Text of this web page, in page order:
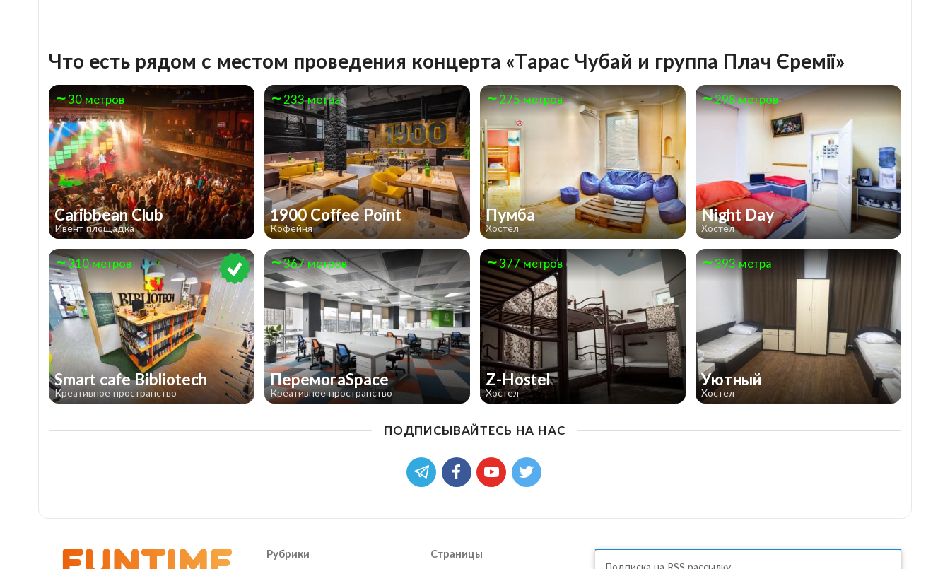
Что есть рядом с местом проведения концерта «Тарас Чубай и группа Плач Єремії»
30 метров
Caribbean Club
Ивент площадка
233 метра
1900 Coffee Point
Кофейня
275 метров
Пумба
Хостел
298 метров
Night Day
Хостел
310 метров
Smart cafe Bibliotech
Креативное пространство
367 метров
ПеремогаSpace
Креативное пространство
377 метров
Z-Hostel
Хостел
393 метра
Уютный
Хостел
ПОДПИСЫВАЙТЕСЬ НА НАС
Рубрики Страницы
Подписка на RSS рассылку